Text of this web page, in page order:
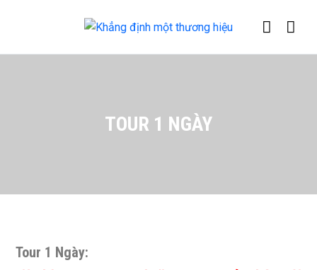
TOUR 1 NGÀY
Tour 1 Ngày: